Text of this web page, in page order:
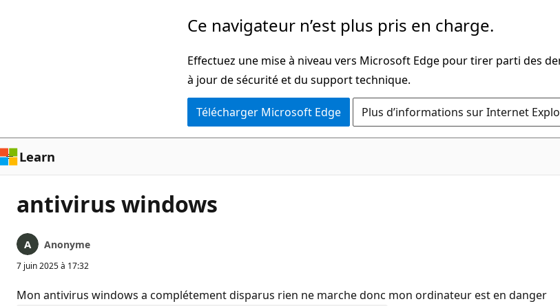
Ce navigateur n’est plus pris en charge.
Effectuez une mise à niveau vers Microsoft Edge pour tirer parti des
à jour de sécurité et du support technique.
Télécharger Microsoft Edge Plus d’informations sur Internet
Learn
antivirus windows
Anonyme
7 juin 2025 à 17:32
Mon antivirus windows a complétement disparus rien ne marche donc mon ordinateur est en danger